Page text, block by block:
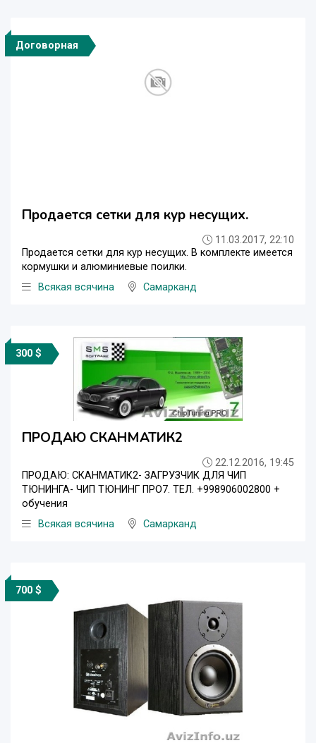
Договорная
Продается сетки для кур несущих.
11.03.2017, 22:10
Продается сетки для кур несущих. В комплекте имеется
кормушки и алюминиевые поилки.
Всякая всячина
Самарканд
300 $
ПРОДАЮ СКАНМАТИК2
22.12.2016, 19:45
ПРОДАЮ: СКАНМАТИК2- ЗАГРУЗЧИК ДЛЯ ЧИП
ТЮНИНГА- ЧИП ТЮНИНГ ПРО7. ТЕЛ. +998906002800 +
обучения
Всякая всячина
Самарканд
700 $